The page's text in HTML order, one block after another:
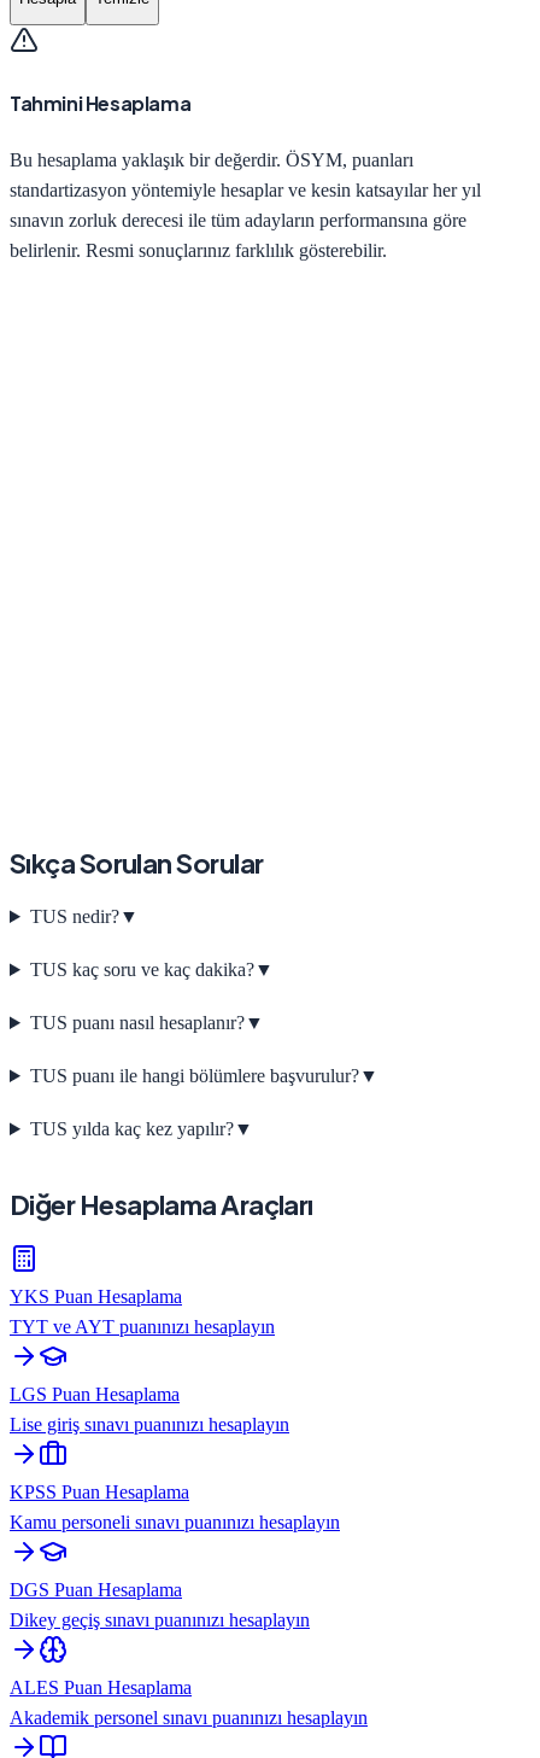
Tahmini Hesaplama
Bu hesaplama yaklaşık bir değerdir. ÖSYM, puanları
standartizasyon yöntemiyle hesaplar ve kesin katsayılar her yıl
sınavın zorluk derecesi ile tüm adayların performansına göre
belirlenir. Resmi sonuçlarınız farklılık gösterebilir.
Sıkça Sorulan Sorular
TUS nedir?▼
TUS kaç soru ve kaç dakika?▼
TUS puanı nasıl hesaplanır?▼
TUS puanı ile hangi bölümlere başvurulur?▼
TUS yılda kaç kez yapılır?▼
Diğer Hesaplama Araçları
YKS Puan Hesaplama
TYT ve AYT puanınızı hesaplayın
LGS Puan Hesaplama
Lise giriş sınavı puanınızı hesaplayın
KPSS Puan Hesaplama
Kamu personeli sınavı puanınızı hesaplayın
DGS Puan Hesaplama
Dikey geçiş sınavı puanınızı hesaplayın
ALES Puan Hesaplama
Akademik personel sınavı puanınızı hesaplayın